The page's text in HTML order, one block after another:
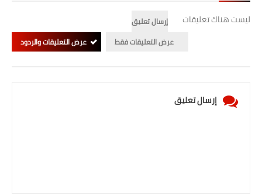
ليست هناك تعليقات
إرسال تعليق
عرض التعليقات فقط
عرض التعليقات والردود
إرسال تعليق